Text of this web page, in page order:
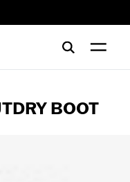
BOOT